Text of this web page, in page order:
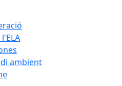
ambient